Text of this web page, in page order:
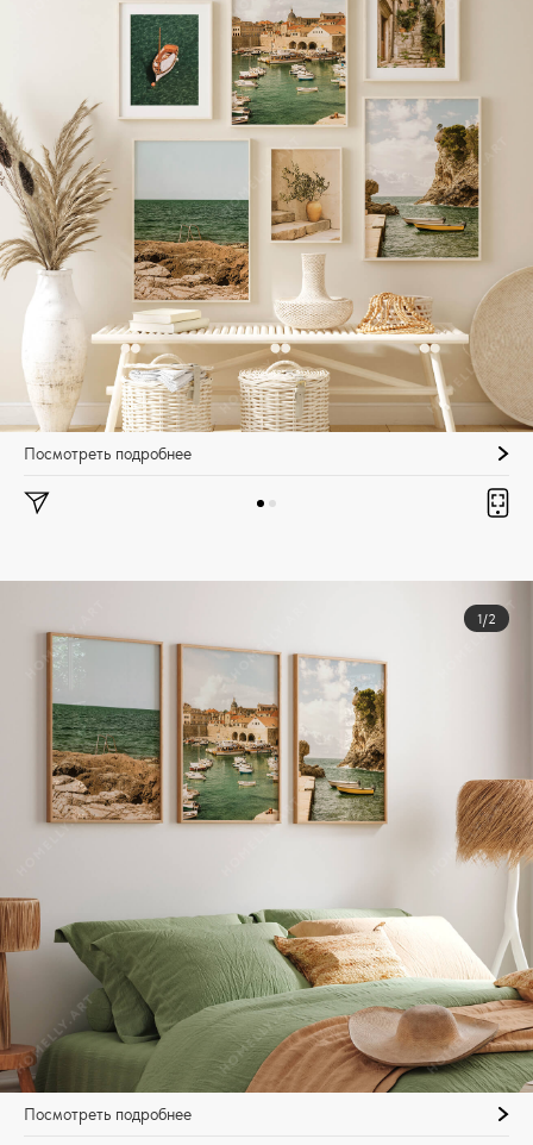
Посмотреть подробнее
1/2
Посмотреть подробнее